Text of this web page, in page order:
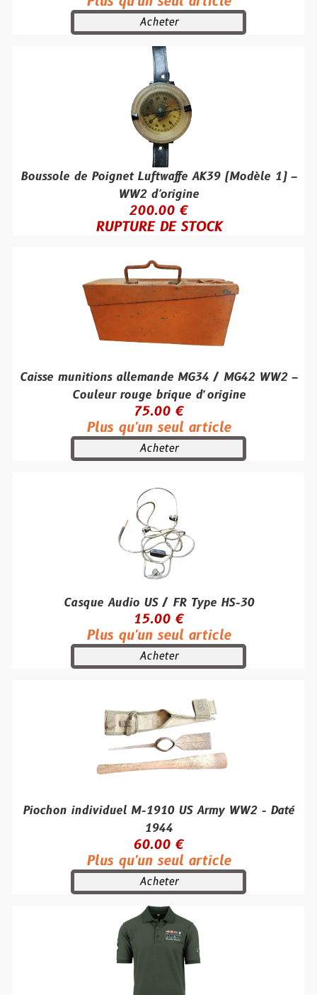
Acheter
Boussole de Poignet Luftwaffe AK39 (Modèle 1) –
WW2 d'origine
200.00 €
RUPTURE DE STOCK
Caisse munitions allemande MG34 / MG42 WW2 –
Couleur rouge brique d’origine
75.00 €
Plus qu'un seul article
Acheter
Casque Audio US / FR Type HS-30
15.00 €
Plus qu'un seul article
Acheter
Piochon individuel M-1910 US Army WW2 - Daté
1944
60.00 €
Plus qu'un seul article
Acheter